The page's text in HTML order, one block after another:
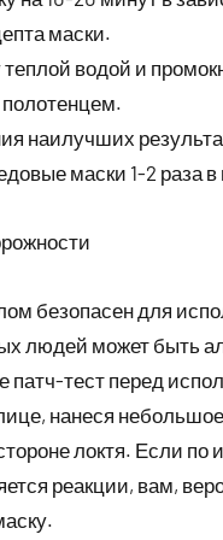
маски.
водой и
наилучших
маски 1-2 раза
безопасен для
людей может быть
патч-тест перед
нанеся
локтя. Если по
реакции, вам,